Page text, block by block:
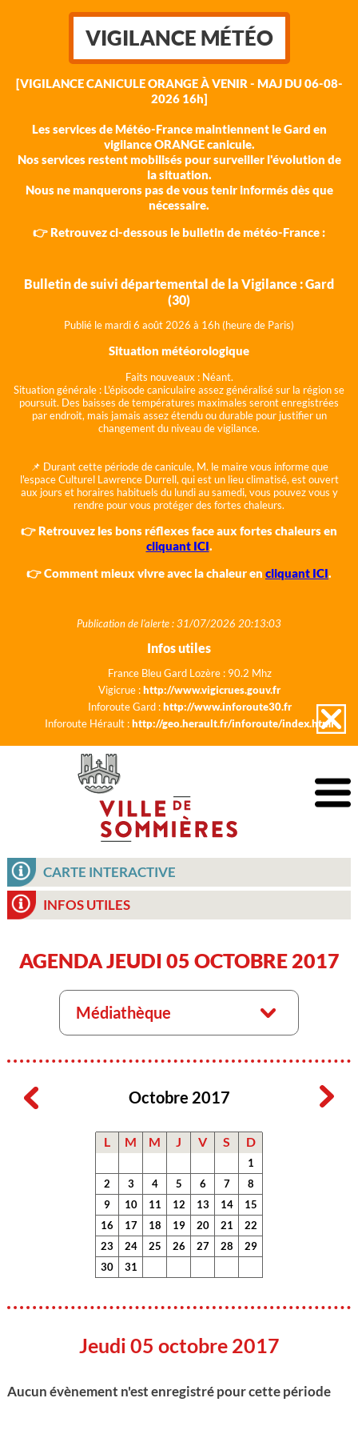
VIGILANCE MÉTÉO
[VIGILANCE CANICULE ORANGE À VENIR - MAJ DU 06-08-
2026 16h]
Les services de Météo-France maintiennent le Gard en
vigilance ORANGE canicule.
Nos services restent mobilisés pour surveiller l'évolution de
la situation.
Nous ne manquerons pas de vous tenir informés dès que
nécessaire.
👉 Retrouvez ci-dessous le bulletin de météo-France :
Bulletin de suivi départemental de la Vigilance : Gard
(30)
Publié le mardi 6 août 2026 à 16h (heure de Paris)
Situation météorologique
Faits nouveaux : Néant.
Situation générale : L'épisode caniculaire assez généralisé sur la région se
poursuit. Des baisses de températures maximales seront enregistrées
par endroit, mais jamais assez étendu ou durable pour justifier un
changement du niveau de vigilance.
📌 Durant cette période de canicule, M. le maire vous informe que
l'espace Culturel Lawrence Durrell, qui est un lieu climatisé, est ouvert
aux jours et horaires habituels du lundi au samedi, vous pouvez vous y
rendre pour vous protéger des fortes chaleurs.
👉 Retrouvez les bons réflexes face aux fortes chaleurs en
cliquant ICI.
👉 Comment mieux vivre avec la chaleur en cliquant ICI.
Publication de l'alerte : 31/07/2026 20:13:03
Infos utiles
France Bleu Gard Lozère : 90.2 Mhz
Vigicrue :http://www.vigicrues.gouv.fr
Inforoute Gard :http://www.inforoute30.fr
Inforoute Hérault :http://geo.herault.fr/inforoute/index.html
CARTE INTERACTIVE
INFOS UTILES
AGENDA JEUDI 05 OCTOBRE 2017
Médiathèque
Octobre 2017
L M M J V S D
1
2
3 4 5 6 7
8
9
10 11 12 13 14
15
16
17 18 19 20 21
22
23
24 25 26 27 28
29
30
31
Jeudi 05 octobre 2017
Aucun évènement n'est enregistré pour cette période